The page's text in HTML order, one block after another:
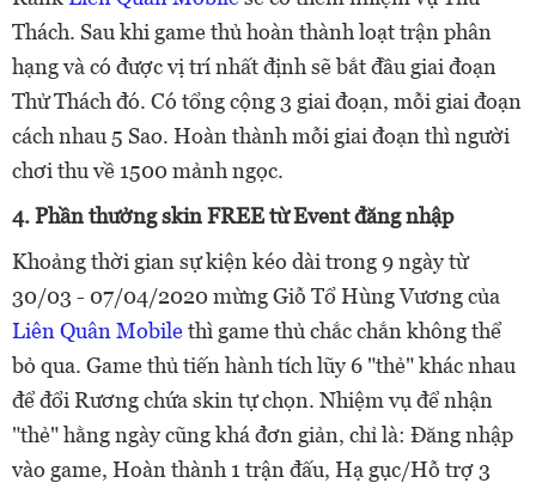
Thách. Sau khi game thủ hoàn thành loạt trận phân
hạng và có được vị trí nhất định sẽ bắt đầu giai đoạn
Thử Thách đó. Có tổng cộng 3 giai đoạn, mỗi giai đoạn
cách nhau 5 Sao. Hoàn thành mỗi giai đoạn thì người
chơi thu về 1500 mảnh ngọc.
4. Phần thưởng skin FREE từ Event đăng nhập
Khoảng thời gian sự kiện kéo dài trong 9 ngày từ
30/03 - 07/04/2020 mừng Giỗ Tổ Hùng Vương của
Liên Quân Mobilethì game thủ chắc chắn không thể
bỏ qua. Game thủ tiến hành tích lũy 6 "thẻ" khác nhau
để đổi Rương chứa skin tự chọn. Nhiệm vụ để nhận
"thẻ" hằng ngày cũng khá đơn giản, chỉ là: Đăng nhập
vào game, Hoàn thành 1 trận đấu, Hạ gục/Hỗ trợ 3